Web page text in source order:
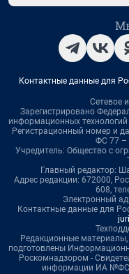
Контактные данные для
Сетевое
Зарегистрировано
информационных
Регистрационный номер и
ФС 77 –
Учредитель: Общество с
Главный редактор:
Адрес редакции: 672000,
608,
Электронный
Контактные данные для
Редакционные
подготовлены
Роскомнадзором -
информации ИА №ФС